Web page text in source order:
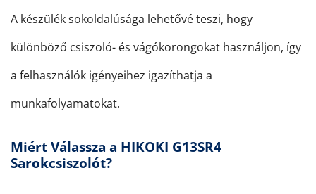
A készülék sokoldalúsága lehetővé teszi, hogy
különböző csiszoló- és vágókorongokat használjon, így
a felhasználók igényeihez igazíthatja a
munkafolyamatokat.
Miért Válassza a HIKOKI G13SR4
Sarokcsiszolót?